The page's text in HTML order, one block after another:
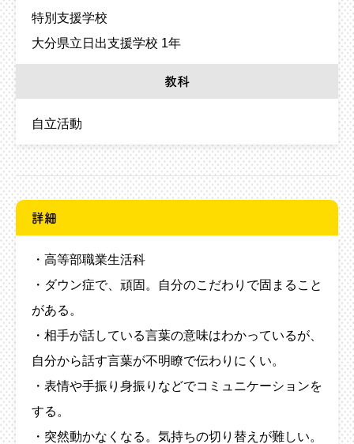
特別支援学校
大分県立日出支援学校 1年
教科
自立活動
詳細
・高等部職業生活科
・ダウン症で、頑固。自分のこだわりで固まること
がある。
・相手が話している言葉の意味はわかっているが、
自分から話す言葉が不明瞭で伝わりにくい。
・表情や手振り身振りなどでコミュニケーションを
する。
・突然動かなくなる。気持ちの切り替えが難しい。